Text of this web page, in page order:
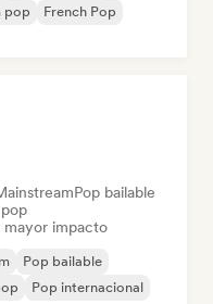
pop
French Pop
Pop bailable
mayor impacto
Pop bailable
Pop internacional